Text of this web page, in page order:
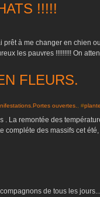
!!!!!
prêt à me changer en chien
les pauvres !!!!!!!!! On
FLEURS.
ouvertes. , #
. La remontée des
compléte des massifs cet été,
de tous les